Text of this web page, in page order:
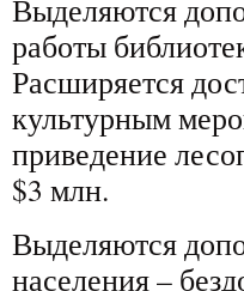
Выделяются
работы
Расширяется
культурным
приведение
$3 млн.
Выделяются
населения –